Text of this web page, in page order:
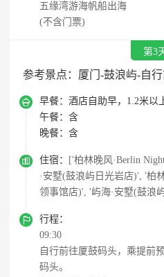
五缘湾游海帆船出海
(不含门票)
第3
参考景点：厦门-鼓浪屿-自
 早餐： 酒店自助早，1.2米以
午餐： 含
晚餐： 含
 住宿：
['柏林晚风·Berlin
·安墅(鼓浪屿日光岩店)', '柏
领事馆店)', '屿海·安墅(鼓浪

行程：
09:30
自行前往厦鼓码头，乘提前
码头。